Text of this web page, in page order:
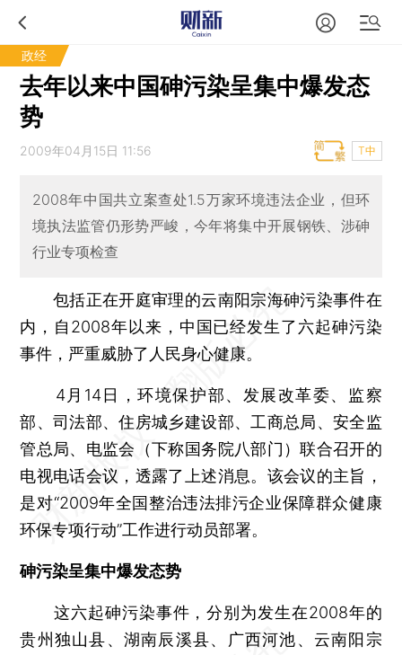
政经
去年以来中国砷污染呈集中爆发态
势
2009年04月15日 11:56 T中
2008年中国共立案查处1.5万家环境违法企业，但环
境执法监管仍形势严峻，今年将集中开展钢铁、涉砷
行业专项检查
包括正在开庭审理的云南阳宗海砷污染事件在
内，自2008年以来，中国已经发生了六起砷污染
事件，严重威胁了人民身心健康。
4月14日，环境保护部、发展改革委、监察
部、司法部、住房城乡建设部、工商总局、安全监
管总局、电监会（下称国务院八部门）联合召开的
电视电话会议，透露了上述消息。该会议的主旨，
是对“2009年全国整治违法排污企业保障群众健康
环保专项行动”工作进行动员部署。
砷污染呈集中爆发态势
这六起砷污染事件，分别为发生在2008年的
贵州独山县、湖南辰溪县、广西河池、云南阳宗